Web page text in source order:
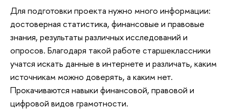
Для подготовки проекта нужно много информации:
достоверная статистика, финансовые и правовые
знания, результаты различных исследований и
опросов. Благодаря такой работе старшеклассники
учатся искать данные в интернете и различать, каким
источникам можно доверять, а каким нет.
Прокачиваются навыки финансовой, правовой и
цифровой видов грамотности.